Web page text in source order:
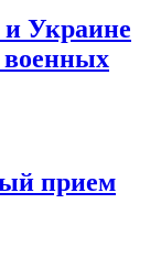
и Украине
военных
прием